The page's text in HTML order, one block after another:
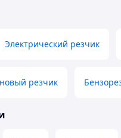
Электрический резчик
резчик